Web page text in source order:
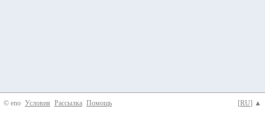
© eno [RU] ▲
Условия Рассылка Помощь